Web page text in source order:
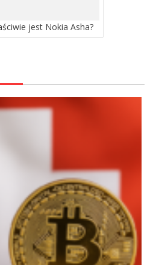
jest Nokia Asha?